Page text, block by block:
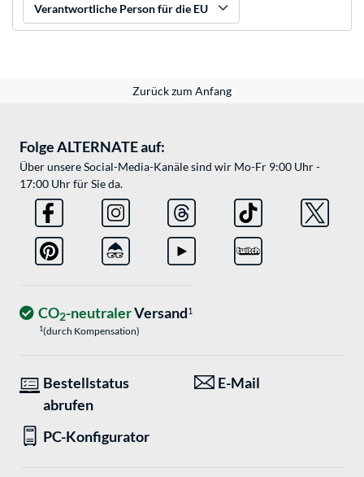
Verantwortliche Person für die EU
Zurück zum Anfang
Folge ALTERNATE auf:
Über unsere Social-Media-Kanäle sind wir Mo-Fr 9:00 Uhr -
17:00 Uhr für Sie da.
CO2-neutralerVersand1
1(durch Kompensation)
Bestellstatus
abrufen
E-Mail
PC-Konfigurator